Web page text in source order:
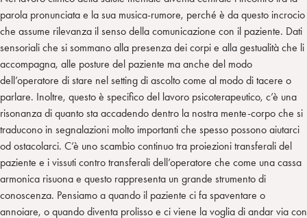
parola pronunciata e la sua musica-rumore, perché è da questo incrocio
che assume rilevanza il senso della comunicazione con il paziente. Dati
sensoriali che si sommano alla presenza dei corpi e alla gestualità che li
accompagna, alle posture del paziente ma anche del modo
dell’operatore di stare nel setting di ascolto come al modo di tacere o
parlare. Inoltre, questo è specifico del lavoro psicoterapeutico, c’è una
risonanza di quanto sta accadendo dentro la nostra mente-corpo che si
traducono in segnalazioni molto importanti che spesso possono aiutarci
od ostacolarci. C’è uno scambio continuo tra proiezioni transferali del
paziente e i vissuti contro transferali dell’operatore che come una cassa
armonica risuona e questo rappresenta un grande strumento di
conoscenza. Pensiamo a quando il paziente ci fa spaventare o
annoiare, o quando diventa prolisso e ci viene la voglia di andar via con